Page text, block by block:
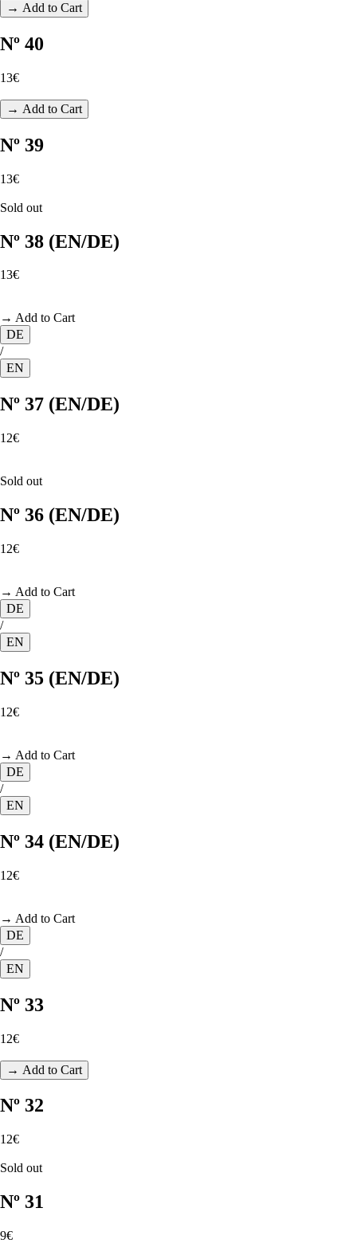
→ Add to Cart
Nº 40
13€
→ Add to Cart
Nº 39
13€
Sold out
Nº 38 (EN/DE)
13€
→ Add to Cart
DE
/
EN
Nº 37 (EN/DE)
12€
Sold out
Nº 36 (EN/DE)
12€
→ Add to Cart
DE
/
EN
Nº 35 (EN/DE)
12€
→ Add to Cart
DE
/
EN
Nº 34 (EN/DE)
12€
→ Add to Cart
DE
/
EN
Nº 33
12€
→ Add to Cart
Nº 32
12€
Sold out
Nº 31
9€